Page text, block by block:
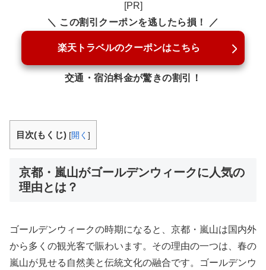
[PR]
＼ この割引クーポンを逃したら損！ ／
楽天トラベルのクーポンはこちら
交通・宿泊料金が驚きの割引！
目次(もくじ) [開く ]
京都・嵐山がゴールデンウィークに人気の
理由とは？
ゴールデンウィークの時期になると、京都・嵐山は国内外
から多くの観光客で賑わいます。その理由の一つは、春の
嵐山が見せる自然美と伝統文化の融合です。ゴールデンウ